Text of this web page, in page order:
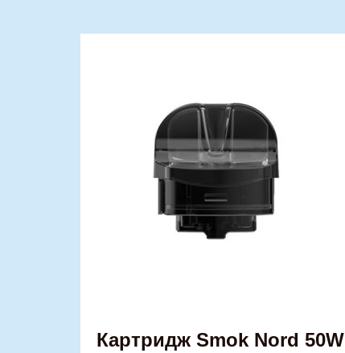
Картридж Smok Nord 50W